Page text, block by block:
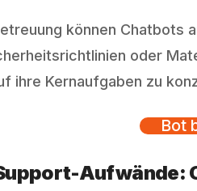
können
oder
ihre Kernaufgaben zu
Bot
Aufwände: